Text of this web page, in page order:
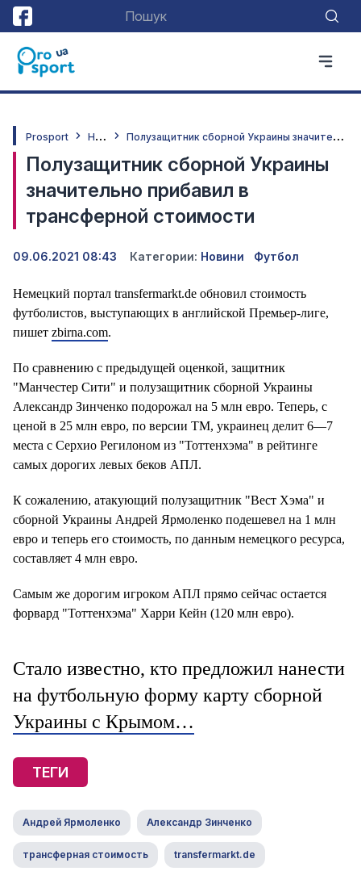
Prosport Н
овини П
олузащитник сборной Украины значительно прибавил в трансферной стоимости
Полузащитник сборной Украины
значительно прибавил в
трансферной стоимости
09.06.2021 08:43 Категории: Новини Футбол
Немецкий портал transfermarkt.de обновил стоимость
футболистов, выступающих в английской Премьер-лиге,
пишет zbirna.com.
По сравнению с предыдущей оценкой, защитник
"Манчестер Сити" и полузащитник сборной Украины
Александр Зинченко подорожал на 5 млн евро. Теперь, с
ценой в 25 млн евро, по версии TM, украинец делит 6—7
места с Серхио Регилоном из "Тоттенхэма" в рейтинге
самых дорогих левых беков АПЛ.
К сожалению, атакующий полузащитник "Вест Хэма" и
сборной Украины Андрей Ярмоленко подешевел на 1 млн
евро и теперь его стоимость, по данным немецкого ресурса,
составляет 4 млн евро.
Самым же дорогим игроком АПЛ прямо сейчас остается
форвард "Тоттенхэма" Харри Кейн (120 млн евро).
Стало известно, кто предложил нанести
на футбольную форму карту сборной
Украины с Крымом…
ТЕГИ
Андрей Ярмоленко Александр Зинченко
трансферная стоимость transfermarkt.de